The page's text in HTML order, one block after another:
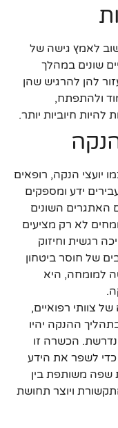
לאמץ גישה של
שונים במהלך
להן להרגיש שהן
ולהתפתח,
חיוביות יותר.
יועצי הנקה, רופאים
ידע ומספקים
האתגרים השונים
לא רק מציעים
רגשית וחיזוק
של חוסר ביטחון
למומחה, היא
צוותי רפואיים,
ההנקה יהיו
הכשרה זו
כדי לשפר את הידע
שפה משותפת בין
ויוצר תחושת